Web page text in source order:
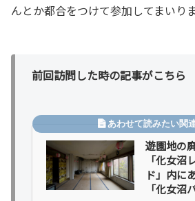
んとか都合をつけて参加してまいり
前回訪問した時の記事がこちら
遊園地の
「化女沼
ド」内に
「化女沼